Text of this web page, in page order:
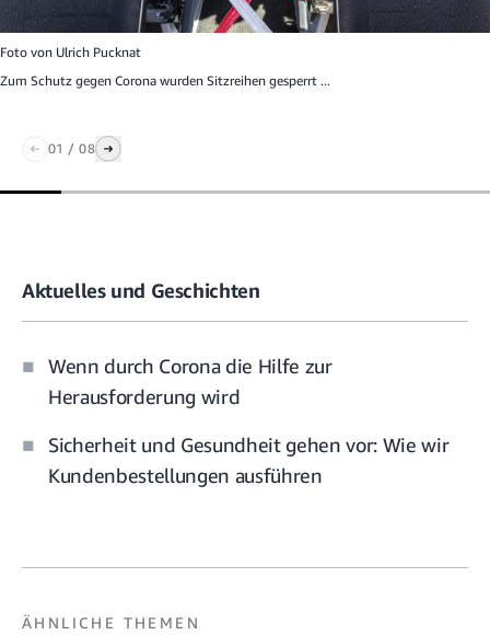
Foto von Ulrich Pucknat
Zum Schutz gegen Corona wurden Sitzreihen gesperrt ...
01 / 08
Aktuelles und Geschichten
Wenn durch Corona die Hilfe zur
Herausforderung wird
Sicherheit und Gesundheit gehen vor: Wie wir
Kundenbestellungen ausführen
ÄHNLICHE THEMEN